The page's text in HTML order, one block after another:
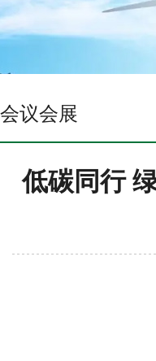
协会领
会议会展
低碳同行